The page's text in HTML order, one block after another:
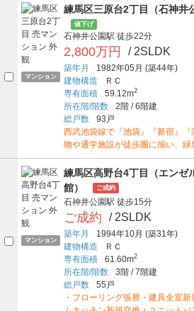
マンション
練馬区三原台2丁目（石神井
値下げ
石神井公園駅 徒歩22分
2,800万円 / 2SLDK
築年月 1982年05月 (築44年)
建物構造
ＲＣ
専有面積
59.12m2
所在階/階数 2階 /6階建
総戸数
93戸
西武池袋線で『池袋』『新宿』
物や通学施設が徒歩圏に揃い、緑
マンション
練馬区高野台4丁目（エンゼ
館）
ご成約
石神井公園駅 徒歩15分
ご成約 / 2SLDK
築年月 1994年10月 (築31年)
建物構造
ＲＣ
専有面積
61.60m2
所在階/階数 3階 /7階建
総戸数
55戸
・フローリング張替・建具全室